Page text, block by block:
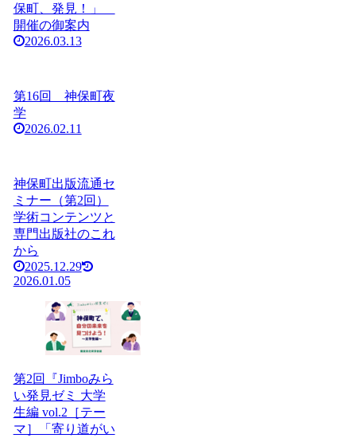
保町、発見！」
開催の御案内
2026.03.13
第16回 神保町夜
学
2026.02.11
神保町出版流通セ
ミナー（第2回）
学術コンテンツと
専門出版社のこれ
から
2025.12.29
2026.01.05
第2回『Jimboみら
い発見ゼミ 大学
生編 vol.2［テー
マ］「寄り道がい